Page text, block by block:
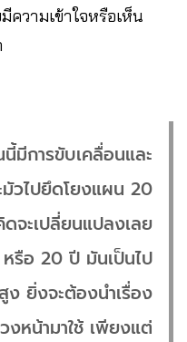
วามเข้าใจหรือเห็น
มีการขับเคลื่อนและ
มัวไปยึดโยงแผน 20
ะเปลี่ยนแปลงเลย
รือ 20 ปี มันเป็นไป
ยิ่งจะต้องนำเรื่อง
หน้ามาใช้ เพียงแต่